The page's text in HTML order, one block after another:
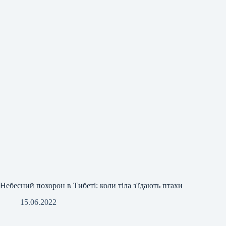
Небесний похорон в Тибеті: коли тіла з'їдають птахи
15.06.2022